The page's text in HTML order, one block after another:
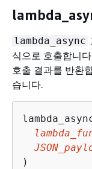
lambda_async
식으로 호출합니
호출 결과를 반환
습니다.
)